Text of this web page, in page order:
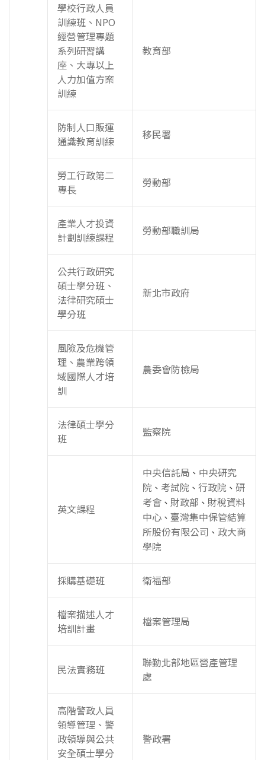
學校行政人員
訓練班、NPO
經營管理專題
系列研習講
座、大專以上
人力加值方案
訓練
教育部
防制人口販運
通識教育訓練
移民署
勞工行政第二
專長
勞動部
產業人才投資
計劃訓練課程
勞動部職訓局
公共行政研究
碩士學分班、
法律研究碩士
學分班
新北市政府
風險及危機管
理、農業跨領
域國際人才培
訓
農委會防檢局
法律碩士學分
班
監察院
英文課程
中央信託局 、 中央研究
院 、 考試院 、 行政院 、 研
考會 、 財政部 、 財稅資料
中心 、 臺灣集中保管結算
所股份有限公司 、 政大商
學院
採購基礎班 衛福部
檔案描述人才
培訓計畫
檔案管理局
民法實務班
聯勤北部地區營產管理
處
高階警政人員
領導管理、警
政領導與公共
安全碩士學分
警政署